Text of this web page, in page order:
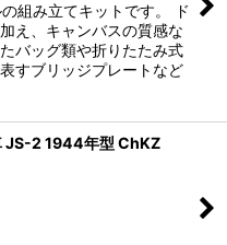
組み立てキットです。 ド
え、キャンバスの質感な
バッグ類や折りたたみ式
すブリッジプレートなど
2 1944年型 ChKZ